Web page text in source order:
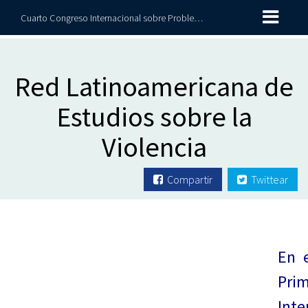
Cuarto Congreso Internacional sobre Problemáticas Contemporáneas
Red Latinoamericana de
Estudios sobre la
Violencia
Compartir Twittear
En